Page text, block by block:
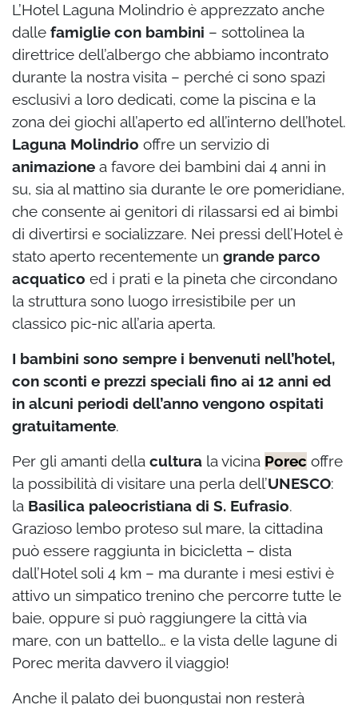
L’Hotel Laguna Molindrio è apprezzato anche
dalle famiglie con bambini – sottolinea la
direttrice dell’albergo che abbiamo incontrato
durante la nostra visita – perché ci sono spazi
esclusivi a loro dedicati, come la piscina e la
zona dei giochi all’aperto ed all’interno dell’hotel.
Laguna Molindrio offre un servizio di
animazione a favore dei bambini dai 4 anni in
su, sia al mattino sia durante le ore pomeridiane,
che consente ai genitori di rilassarsi ed ai bimbi
di divertirsi e socializzare. Nei pressi dell’Hotel è
stato aperto recentemente un grande parco
acquatico ed i prati e la pineta che circondano
la struttura sono luogo irresistibile per un
classico pic-nic all’aria aperta.
I bambini sono sempre i benvenuti nell’hotel,
con sconti e prezzi speciali fino ai 12 anni ed
in alcuni periodi dell’anno vengono ospitati
gratuitamente.
Per gli amanti della cultura la vicina Porec offre
la possibilità di visitare una perla dell’UNESCO:
la Basilica paleocristiana di S. Eufrasio.
Grazioso lembo proteso sul mare, la cittadina
può essere raggiunta in bicicletta – dista
dall’Hotel soli 4 km – ma durante i mesi estivi è
attivo un simpatico trenino che percorre tutte le
baie, oppure si può raggiungere la città via
mare, con un battello… e la vista delle lagune di
Porec merita davvero il viaggio!
Anche il palato dei buongustai non resterà